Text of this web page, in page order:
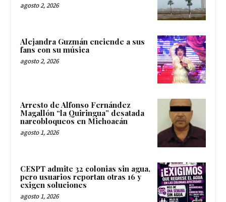
agosto 2, 2026
Alejandra Guzmán enciende a sus
fans con su música
agosto 2, 2026
Arresto de Alfonso Fernández
Magallón “la Quiringua” desatada
narcobloqueos en Michoacán
agosto 1, 2026
CESPT admite 32 colonias sin agua,
pero usuarios reportan otras 16 y
exigen soluciones
agosto 1, 2026